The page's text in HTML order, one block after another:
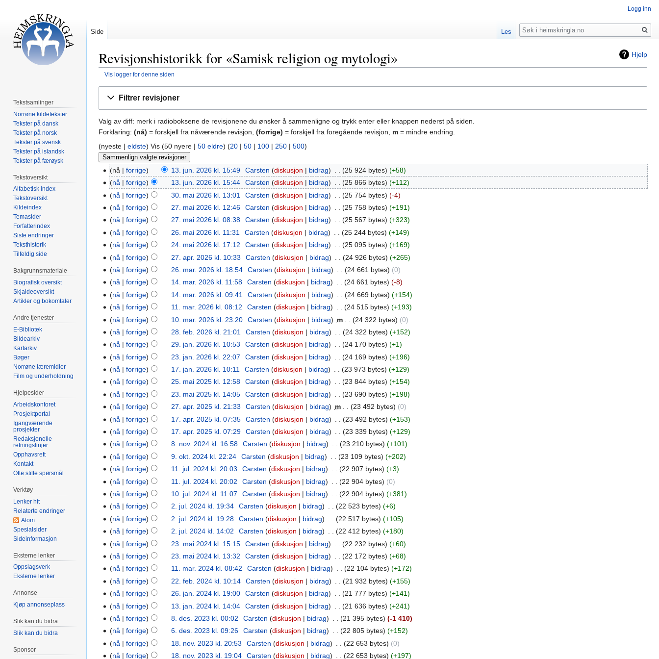
Hjelp
Revisjonshistorikk for «Samisk religion og mytologi»
Vis logger for denne siden
Filtrer revisjoner
Valg av diff: merk i radioboksene de revisjonene du ønsker å sammenligne og trykk enter eller knappen nederst på siden.
Forklaring: (nå) = forskjell fra nåværende revisjon, (forrige) = forskjell fra foregående revisjon, m = mindre endring.
(nyeste | eldste) Vis (50 nyere | 50 eldre) (20 | 50 | 100 | 250 | 500)
nå forrige 13. jun. 2026 kl. 15:49 Carsten diskusjon bidrag 25 924 bytes
+58
nå
forrige 13. jun. 2026 kl. 15:44 Carsten diskusjon bidrag 25 866 bytes
+112
nå
forrige 30. mai 2026 kl. 13:01 Carsten diskusjon bidrag 25 754 bytes
-4
nå
forrige 27. mai 2026 kl. 12:46 Carsten diskusjon bidrag 25 758 bytes
+191
nå
forrige 27. mai 2026 kl. 08:38 Carsten diskusjon bidrag 25 567 bytes
+323
nå
forrige 26. mai 2026 kl. 11:31 Carsten diskusjon bidrag 25 244 bytes
+149
nå
forrige 24. mai 2026 kl. 17:12 Carsten diskusjon bidrag 25 095 bytes
+169
nå
forrige 27. apr. 2026 kl. 10:33 Carsten diskusjon bidrag 24 926 bytes
+265
nå
forrige 26. mar. 2026 kl. 18:54 Carsten diskusjon bidrag 24 661 bytes
0
nå
forrige 14. mar. 2026 kl. 11:58 Carsten diskusjon bidrag 24 661 bytes
-8
nå
forrige 14. mar. 2026 kl. 09:41 Carsten diskusjon bidrag 24 669 bytes
+154
nå
forrige 11. mar. 2026 kl. 08:12 Carsten diskusjon bidrag 24 515 bytes
+193
nå
forrige 10. mar. 2026 kl. 23:20 Carsten diskusjon bidrag m 24 322 bytes
0
nå
forrige 28. feb. 2026 kl. 21:01 Carsten diskusjon bidrag 24 322 bytes
+152
nå
forrige 29. jan. 2026 kl. 10:53 Carsten diskusjon bidrag 24 170 bytes
+1
nå
forrige 23. jan. 2026 kl. 22:07 Carsten diskusjon bidrag 24 169 bytes
+196
nå
forrige 17. jan. 2026 kl. 10:11 Carsten diskusjon bidrag 23 973 bytes
+129
nå
forrige 25. mai 2025 kl. 12:58 Carsten diskusjon bidrag 23 844 bytes
+154
nå
forrige 23. mai 2025 kl. 14:05 Carsten diskusjon bidrag 23 690 bytes
+198
nå
forrige 27. apr. 2025 kl. 21:33 Carsten diskusjon bidrag m 23 492 bytes
0
nå
forrige 17. apr. 2025 kl. 07:35 Carsten diskusjon bidrag 23 492 bytes
+153
nå
forrige 17. apr. 2025 kl. 07:29 Carsten diskusjon bidrag 23 339 bytes
+129
nå
forrige 8. nov. 2024 kl. 16:58 Carsten diskusjon bidrag 23 210 bytes
+101
nå
forrige 9. okt. 2024 kl. 22:24 Carsten diskusjon bidrag 23 109 bytes
+202
nå
forrige 11. jul. 2024 kl. 20:03 Carsten diskusjon bidrag 22 907 bytes
+3
nå
forrige 11. jul. 2024 kl. 20:02 Carsten diskusjon bidrag 22 904 bytes
0
nå
forrige 10. jul. 2024 kl. 11:07 Carsten diskusjon bidrag 22 904 bytes
+381
nå
forrige 2. jul. 2024 kl. 19:34 Carsten diskusjon bidrag 22 523 bytes
+6
nå
forrige 2. jul. 2024 kl. 19:28 Carsten diskusjon bidrag 22 517 bytes
+105
nå
forrige 2. jul. 2024 kl. 14:02 Carsten diskusjon bidrag 22 412 bytes
+180
nå
forrige 23. mai 2024 kl. 15:15 Carsten diskusjon bidrag 22 232 bytes
+60
nå
forrige 23. mai 2024 kl. 13:32 Carsten diskusjon bidrag 22 172 bytes
+68
nå
forrige 11. mar. 2024 kl. 08:42 Carsten diskusjon bidrag 22 104 bytes
+172
nå
forrige 22. feb. 2024 kl. 10:14 Carsten diskusjon bidrag 21 932 bytes
+155
nå
forrige 26. jan. 2024 kl. 19:00 Carsten diskusjon bidrag 21 777 bytes
+141
nå
forrige 13. jan. 2024 kl. 14:04 Carsten diskusjon bidrag 21 636 bytes
+241
nå
forrige 8. des. 2023 kl. 00:02 Carsten diskusjon bidrag 21 395 bytes
-1 410
nå
forrige 6. des. 2023 kl. 09:26 Carsten diskusjon bidrag 22 805 bytes
+152
nå
forrige 18. nov. 2023 kl. 20:53 Carsten diskusjon bidrag 22 653 bytes
0
nå
forrige 18. nov. 2023 kl. 19:04 Carsten diskusjon bidrag 22 653 bytes +197
Logg inn
Side Les
Søk
Tekstsamlinger
Norrøne kildetekster
Tekster på dansk
Tekster på norsk
Tekster på svensk
Tekster på islandsk
Tekster på færøysk
Tekstoversikt
Alfabetisk index
Tekstoversikt
Kildeindex
Temasider
Forfatterindex
Siste endringer
Teksthistorik
Tilfeldig side
Bakgrunnsmateriale
Biografisk oversikt
Skjaldeoversikt
Artikler og bokomtaler
Andre tjenester
E-Bibliotek
Bildearkiv
Kartarkiv
Bøger
Norrøne læremidler
Film og underholdning
Hjelpesider
Arbeidskontoret
Prosjektportal
Igangværende
prosjekter
Redaksjonelle
retningslinjer
Opphavsrett
Kontakt
Ofte stilte spørsmål
Verktøy
Lenker hit
Relaterte endringer
Atom
Spesialsider
Sideinformasjon
Eksterne lenker
Oppslagsverk
Eksterne lenker
Annonse
Kjøp annonseplass
Slik kan du bidra
Slik kan du bidra
Sponsor